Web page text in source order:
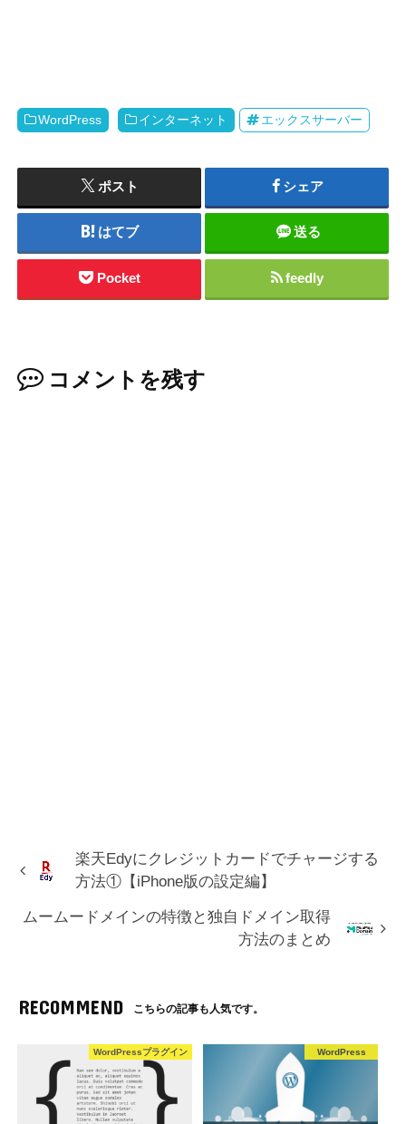
WordPress インターネット エックスサーバー
ポスト シェア
はてブ 送る
Pocket feedly
コメントを残す
楽天Edyにクレジットカードでチャージする
方法①【iPhone版の設定編】
ムームードメインの特徴と独自ドメイン取得
方法のまとめ
RECOMMEND こちらの記事も人気です。
WordPressプラグイン WordPress